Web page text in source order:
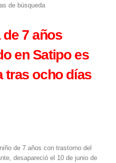
7 años
en Satipo es
tras ocho días
de 7 años con trastorno del
desapareció el 10 de junio de